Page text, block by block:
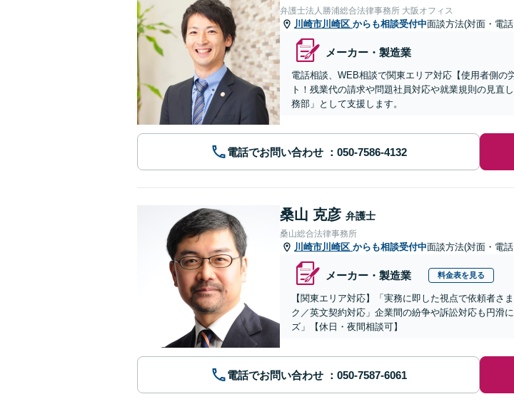
弁護士法人勝浦総合法律事務所 大阪オフィス
川崎市川崎区 からも相談受付中面談方法(対面・電
メーカー・製造業
電話相談、WEB相談で関東エリア対応【使用者側
ト！残業代の請求や問題社員対応や就業規則の見直
務部」として支援します。
電話でお問い合わせ
桑山 克彦 弁護士
桑山総合法律事務所
川崎市川崎区 からも相談受付中面談方法(対面・電
メーカー・製造業 料金表を見る
【関東エリア対応】「実務に即した視点で依頼者さ
ク／英文契約対応」企業間の紛争や訴訟対応も円滑
ズ」【休日・夜間相談可】
電話でお問い合わせ